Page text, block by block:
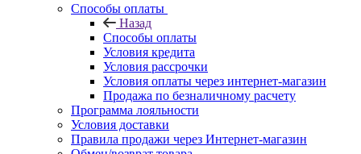
Способы оплаты
Назад
Способы оплаты
Условия кредита
Условия рассрочки
Условия оплаты через интернет-магазин
Продажа по безналичному расчету
Программа лояльности
Условия доставки
Правила продажи через Интернет-магазин